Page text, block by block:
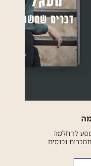
להחלמה
התמכרות נכנסים
לפעול. אך